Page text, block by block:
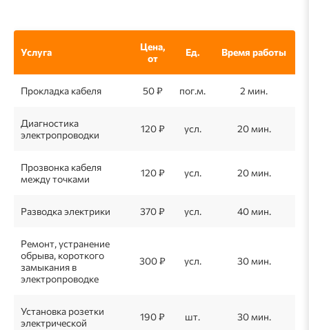
Услуга
Цена,
от
Ед. Время работы
Прокладка кабеля 50 ₽ пог.м. 2 мин.
Диагностика
электропроводки
120 ₽ усл. 20 мин.
Прозвонка кабеля
между точками
120 ₽ усл. 20 мин.
Разводка электрики 370 ₽ усл. 40 мин.
Ремонт, устранение
обрыва, короткого
замыкания в
электропроводке
300 ₽ усл. 30 мин.
Установка розетки
электрической
190 ₽ шт. 30 мин.